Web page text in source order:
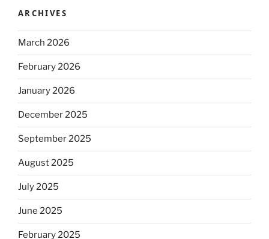
ARCHIVES
March 2026
February 2026
January 2026
December 2025
September 2025
August 2025
July 2025
June 2025
February 2025